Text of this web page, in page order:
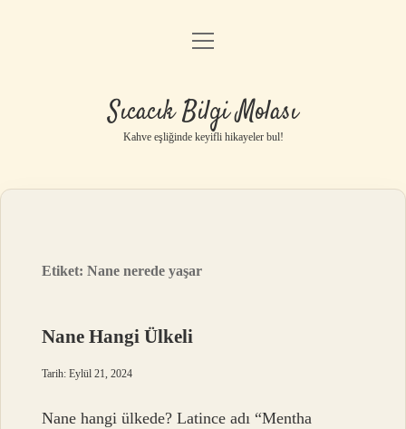
Anasayfa
Yasal Uyarı
menüyü
Sıcacık Bilgi Molası
Kahve eşliğinde keyifli hikayeler bul!
Etiket:Nane nerede yaşar
Nane Hangi Ülkeli
Tarih: Eylül 21, 2024
Nane hangi ülkede? Latince adı “Mentha